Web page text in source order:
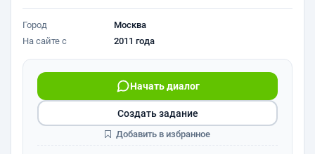
Город
Москва
На сайте с
2011 года
Начать диалог
Создать задание
Добавить в избранное